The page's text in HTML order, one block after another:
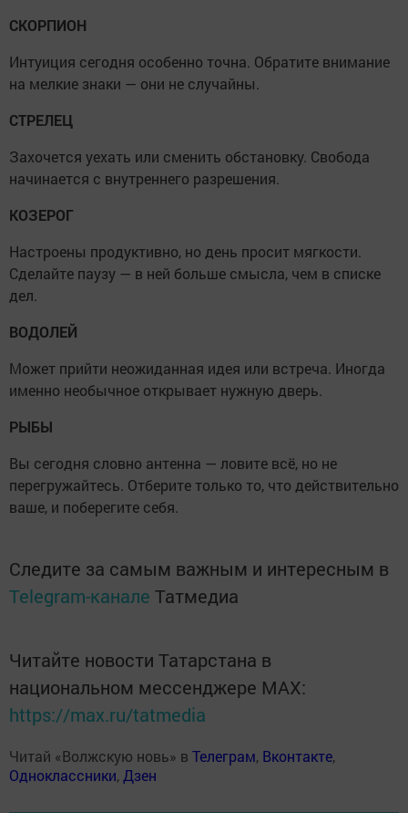
СКОРПИОН
Интуиция сегодня особенно точна. Обратите внимание
на мелкие знаки — они не случайны.
СТРЕЛЕЦ
Захочется уехать или сменить обстановку. Свобода
начинается с внутреннего разрешения.
КОЗЕРОГ
Настроены продуктивно, но день просит мягкости.
Сделайте паузу — в ней больше смысла, чем в списке
дел.
ВОДОЛЕЙ
Может прийти неожиданная идея или встреча. Иногда
именно необычное открывает нужную дверь.
РЫБЫ
Вы сегодня словно антенна — ловите всё, но не
перегружайтесь. Отберите только то, что действительно
ваше, и поберегите себя.
Следите за самым важным и интересным в
Telegram-канале Татмедиа
Читайте новости Татарстана в
национальном мессенджере MАХ:
https://max.ru/tatmedia
Читай «Волжскую новь» в Телеграм, Вконтакте,
Одноклассники, Дзен